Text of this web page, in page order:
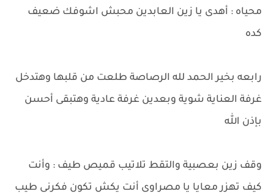
محياه : أهدى يا زين العابدين محبش اشوفك ضعيف
كده
رابعه بخير الحمد لله الرصاصة طلعت من قلبها وهتدخل
غرفة العناية شوية وبعدين غرفة عادية وهتبقى أحسن
بإذن الله
وقف زين بعصبية والتقط تلاتيب قميص طيف : وأنت
كيف تهزر معايا يا مصراوى أنت يكش تكون فكرنى طيب